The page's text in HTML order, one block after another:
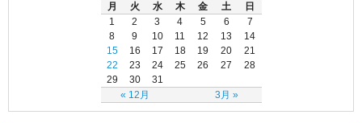
月 火 水 木 金 土 日
« 12月 3月 »
1 2 3 4 5 6
7
8
9 10 11 12 13
14
15
16 17 18 19 20
21
22
23 24 25 26 27
28
29
30 31